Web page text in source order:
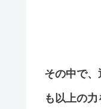
その中で
も以上の力